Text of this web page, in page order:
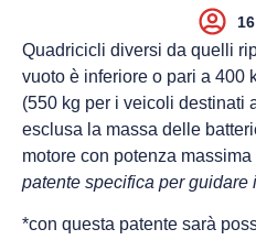
Quadricicli diversi da quelli
vuoto è inferiore o pari a 400
(550 kg per i veicoli destinati
esclusa la massa delle
motore con potenza massima
patente specifica per guidare
*con questa patente sarà